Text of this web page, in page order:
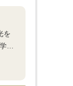
を
…